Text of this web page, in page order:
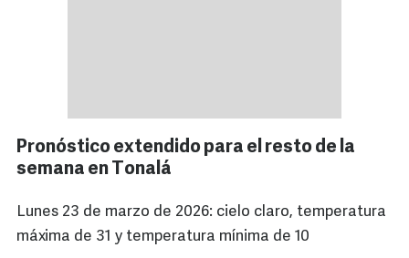
Pronóstico extendido para el resto de la
semana en Tonalá
Lunes 23 de marzo de 2026: cielo claro, temperatura
máxima de 31 y temperatura mínima de 10